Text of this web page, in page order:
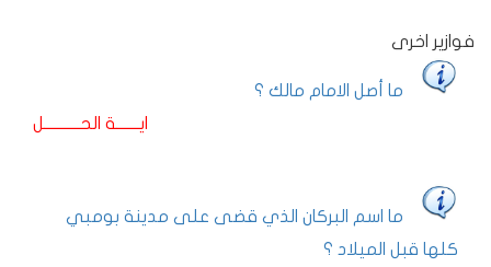
فوازير اخرى
ما أصل الامام مالك ؟
ايـــــــة الحـــــــــــل
ما اسم البركان الذي قضى على مدينة بومبي
كلها قبل الميلاد ؟